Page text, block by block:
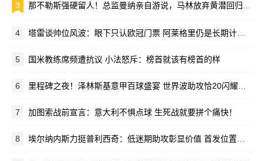
3 那不勒斯强硬留人！总监曼纳亲自游说，马林放弃黄潜回归母队
4 塔雷谈帅位风波：眼下只认欧冠门票 阿莱格里仍是长期计划核心
5 国米教练席频遭抗议 小法怒斥：榜首就该有榜首的样
6 里程碑之夜！泽林斯基意甲百球盛宴 世界波助攻恰20闪耀梅阿查
7 加图索战前宣言：意大利不惧点球 生死战就要拼个痛快！
8 埃尔纳内斯力挺普利西奇：低迷期助攻彰显价值 首发位置该留给他